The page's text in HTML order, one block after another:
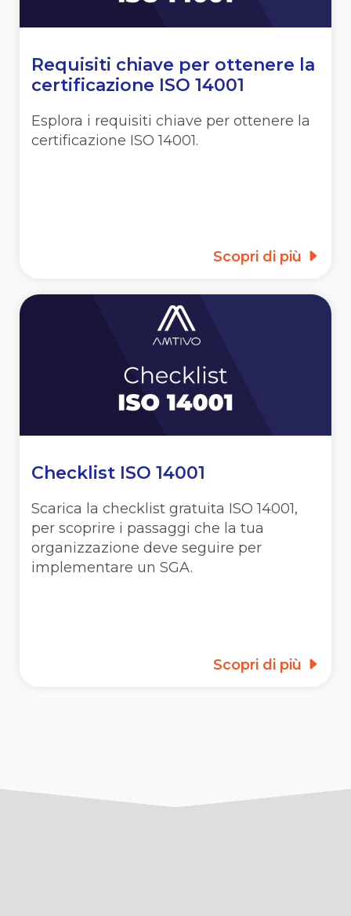
Requisiti chiave per ottenere la
certificazione ISO 14001
Esplora i requisiti chiave per ottenere la
certificazione ISO 14001.
Scopri di più
Checklist ISO 14001
Scarica la checklist gratuita ISO 14001,
per scoprire i passaggi che la tua
organizzazione deve seguire per
implementare un SGA.
Scopri di più